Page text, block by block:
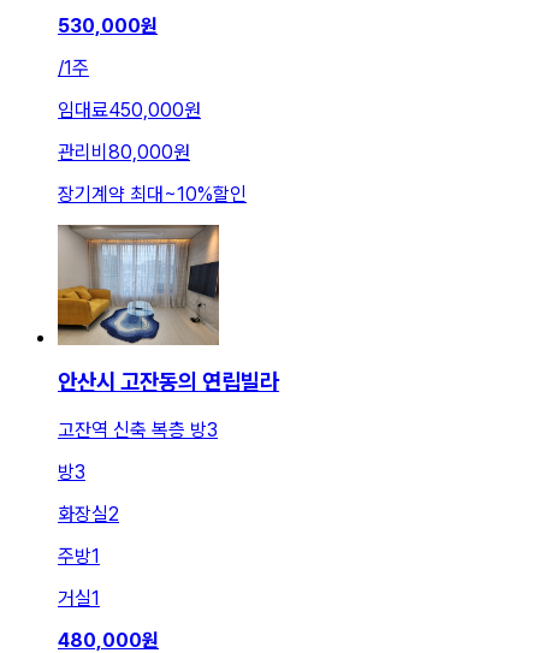
530,000원
/1주
임대료450,000원
관리비 80,000원
장기계약 최대~10%할인
안산시 고잔동의 연립빌라
고잔역 신축 복층 방3
방3
화장실2
주방1
거실1
480,000원